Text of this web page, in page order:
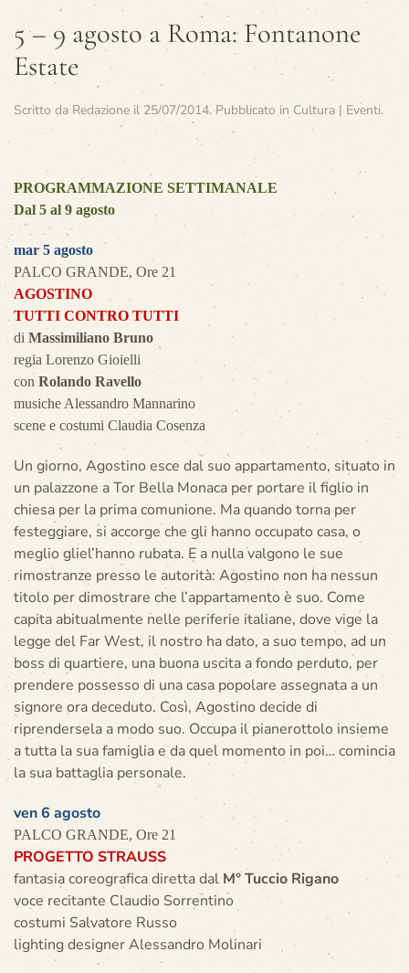
5 – 9 agosto a Roma: Fontanone
Estate
Scritto da Redazione il 25/07/2014. Pubblicato in Cultura | Eventi.
PROGRAMMAZIONE SETTIMANALE
Dal 5 al 9 agosto
mar 5 agosto
PALCO GRANDE, Ore 21
AGOSTINO
TUTTI CONTRO TUTTI
di Massimiliano Bruno
regia Lorenzo Gioielli
con Rolando Ravello
musiche Alessandro Mannarino
scene e costumi Claudia Cosenza
Un giorno, Agostino esce dal suo appartamento, situato in
un palazzone a Tor Bella Monaca per portare il figlio in
chiesa per la prima comunione. Ma quando torna per
festeggiare, si accorge che gli hanno occupato casa, o
meglio gliel’hanno rubata. E a nulla valgono le sue
rimostranze presso le autorità: Agostino non ha nessun
titolo per dimostrare che l’appartamento è suo. Come
capita abitualmente nelle periferie italiane, dove vige la
legge del Far West, il nostro ha dato, a suo tempo, ad un
boss di quartiere, una buona uscita a fondo perduto, per
prendere possesso di una casa popolare assegnata a un
signore ora deceduto. Così, Agostino decide di
riprendersela a modo suo. Occupa il pianerottolo insieme
a tutta la sua famiglia e da quel momento in poi… comincia
la sua battaglia personale.
ven 6 agosto
PALCO GRANDE, Ore 21
PROGETTO STRAUSS
fantasia coreografica diretta dal M° Tuccio Rigano
voce recitante Claudio Sorrentino
costumi Salvatore Russo
lighting designer Alessandro Molinari